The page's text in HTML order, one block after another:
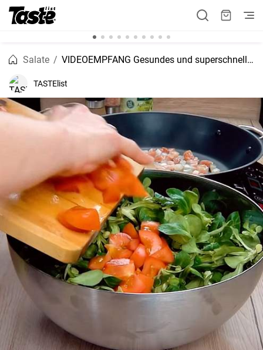
Salate VIDEOEMPFANG Gesundes und superschnelles Rezept Feldsalat
TASTElist